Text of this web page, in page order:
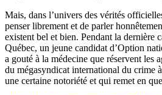
Mais, dans l’univers des vérités
penser librement et de parler
existent bel et bien. Pendant la dernière
Québec, un jeune candidat d’Option
a gouté à la médecine que réservent les
du mégasyndicat international du crime
une certaine notoriété et qui remet en